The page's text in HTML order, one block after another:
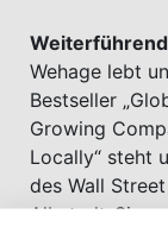
Wehage lebt
Bestseller
Growing
Locally“ steht
des Wall
Albstadt-